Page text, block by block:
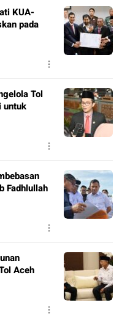
KUA-
pada
Tol
untuk
Fadhlullah
Aceh